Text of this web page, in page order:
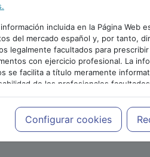
incluida en la Página Web
del mercado español y, por tanto,
legalmente facultados para
con ejercicio profesional. La
se facilita a título meramente
de los profesionales
y decidir, en cada caso
a las necesidades del paciente.
Configurar cookies
PUBLICIDAD